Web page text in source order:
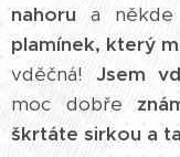
nahoru a někde
plamínek, který
vděčná! Jsem
moc dobře
škrtáte sirkou a